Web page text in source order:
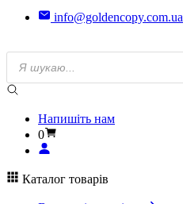
info@goldencopy.com.ua
Пошук
товарів
Напишіть нам
0
Каталог товарів